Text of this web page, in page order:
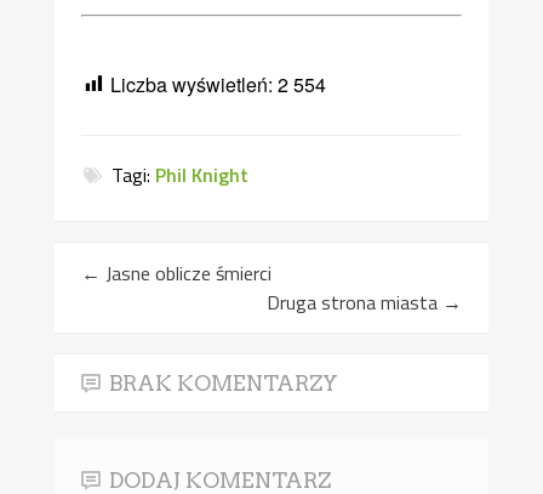
Liczba wyświetleń: 2 554
Tagi: Phil Knight
← Jasne oblicze śmierci
Druga strona miasta →
BRAK KOMENTARZY
DODAJ KOMENTARZ